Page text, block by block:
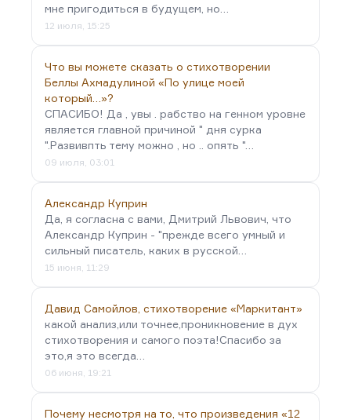
мне пригодиться в будущем, но…
12 июля, 15:25
Что вы можете сказать о стихотворении
Беллы Ахмадулиной «По улице моей
который…»?
СПАСИБО! Да , увы . рабство на генном уровне
является главной причиной " дня сурка
".Развивпть тему можно , но .. опять "…
09 июля, 03:01
Александр Куприн
Да, я согласна с вами, Дмитрий Львович, что
Александр Куприн - "прежде всего умный и
сильный писатель, каких в русской…
15 июня, 11:29
Давид Самойлов, стихотворение «Маркитант»
какой анализ,или точнее,проникновение в дух
стихотворения и самого поэта!Спасибо за
это,я это всегда…
06 июня, 19:21
Почему несмотря на то, что произведения «12